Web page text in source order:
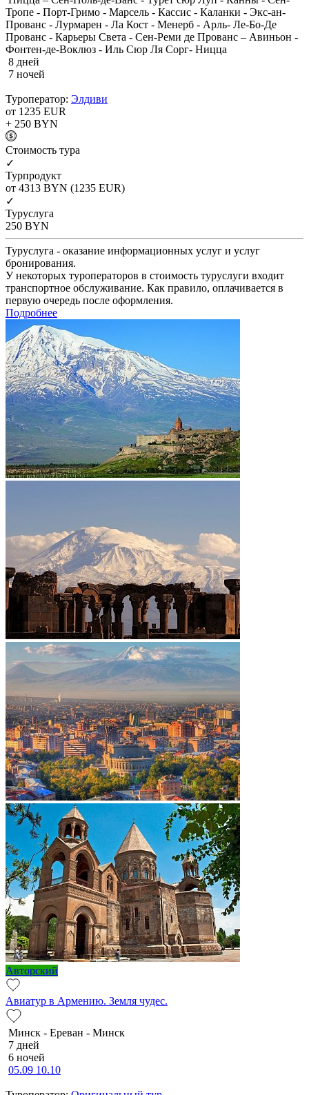
Тропе - Порт-Гримо - Марсель - Кассис - Каланки - Экс-ан-
Прованс - Лурмарен - Ла Кост - Менерб - Арль- Ле-Бо-Де
Прованс - Карьеры Света - Сен-Реми де Прованс – Авиньон -
Фонтен-де-Воклюз - Иль Сюр Ля Сорг- Ницца
8 дней
7 ночей
Туроператор: Элдиви
от 1235 EUR
+ 250 BYN
Cтоимость тура
✓
Турпродукт
от 4313 BYN (1235 EUR)
✓
Туруслуга
250 BYN
Туруслуга - оказание информационных услуг и услуг
бронирования.
У некоторых туроператоров в стоимость туруслуги входит
транспортное обслуживание. Как правило, оплачивается в
первую очередь после оформления.
Подробнее
Авторский
Авиатур в Армению. Земля чудес.
Минск - Ереван - Минск
7 дней
6 ночей
05.09 10.10